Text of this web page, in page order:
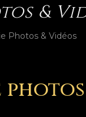
&
Photos & Vidéos
photos